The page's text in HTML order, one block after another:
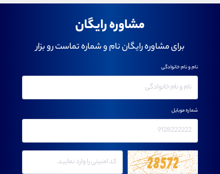
مشاوره رایگان
برای مشاوره رایگان نام و شماره تماست رو بزار
نام و نام خانوادگی
شماره موبایل